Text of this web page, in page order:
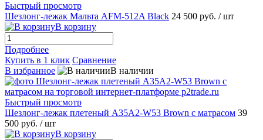
Быстрый просмотр
Шезлонг-лежак Мальта AFM-512A Black 24 500 руб. / шт
В корзину
Подробнее
Купить в 1 клик Сравнение
В избранное
В наличии
Быстрый просмотр
Шезлонг-лежак плетеный A35A2-W53 Brown с матрасом 39
500 руб. / шт
В корзину